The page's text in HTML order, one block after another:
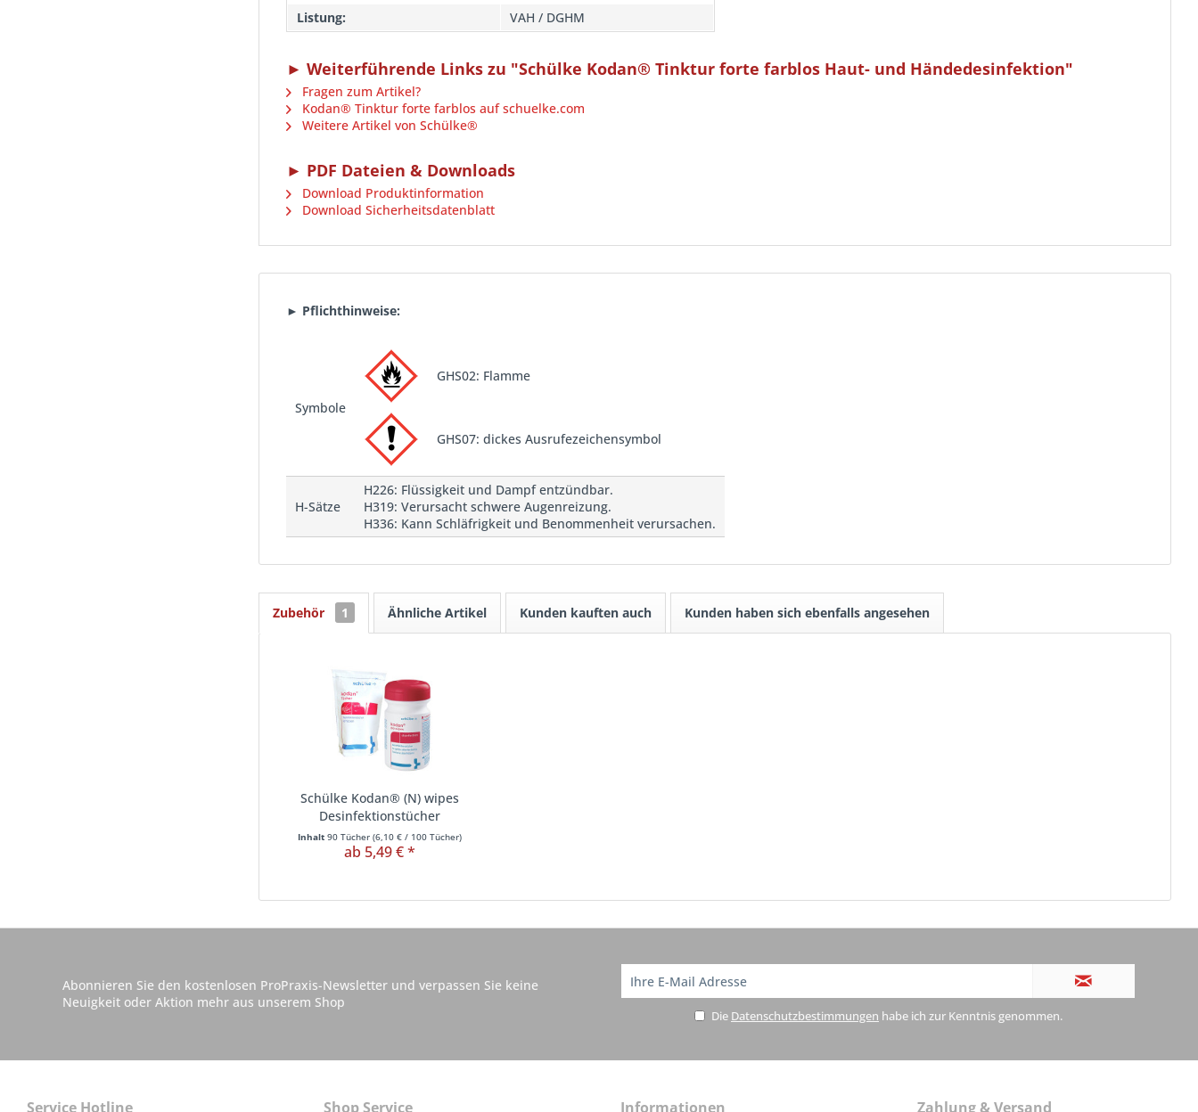
Listung:
VAH / DGHM
► Weiterführende Links zu "Schülke Kodan® Tinktur forte farblos Haut- und Händedesinfektion"
Fragen zum Artikel?
Kodan® Tinktur forte farblos auf schuelke.com
Weitere Artikel von Schülke®
► PDF Dateien & Downloads
Download Produktinformation
Download Sicherheitsdatenblatt
► Pflichthinweise:
Symbole
GHS02: Flamme
GHS07: dickes Ausrufezeichensymbol
H-Sätze
H226: Flüssigkeit und Dampf entzündbar.
H319: Verursacht schwere Augenreizung.
H336: Kann Schläfrigkeit und Benommenheit verursachen.
Zubehör 1 Ähnliche Artikel Kunden kauften auch Kunden haben sich ebenfalls angesehen
Schülke Kodan® (N) wipes
Desinfektionstücher
Inhalt90 Tücher(6,10 € / 100 Tücher)
ab 5,49 € *
Abonnieren Sie den kostenlosen ProPraxis-Newsletter und verpassen Sie keine
Neuigkeit oder Aktion mehr aus unserem Shop
Die Datenschutzbestimmungen habe ich zur Kenntnis genommen.
Service Hotline Shop Service Informationen Zahlung & Versand